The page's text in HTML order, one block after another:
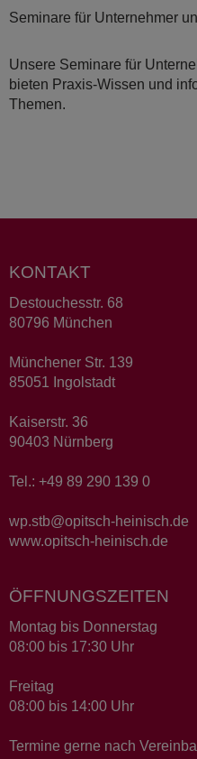
Seminare für Unternehmer
Unsere Seminare für
bieten Praxis-Wissen und
Themen.
KONTAKT
Destouchesstr. 68
80796 München
Münchener Str. 139
85051 Ingolstadt
Kaiserstr. 36
90403 Nürnberg
Tel.: +49 89 290 139 0
wp.stb@opitsch-heinisch.de
www.opitsch-heinisch.de
ÖFFNUNGSZEITEN
Montag bis Donnerstag
08:00 bis 17:30 Uhr
Freitag
08:00 bis 14:00 Uhr
Termine gerne nach